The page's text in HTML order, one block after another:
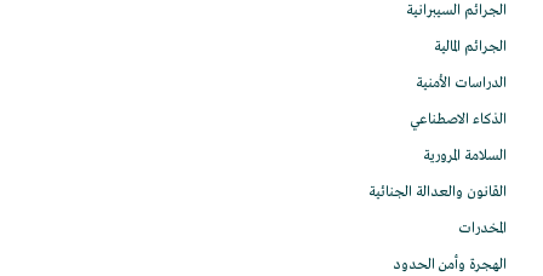
الجرائم السيبرانية
الجرائم المالية
الدراسات الأمنية
الذكاء الاصطناعي
السلامة المرورية
القانون والعدالة الجنائية
المخدرات
الهجرة وأمن الحدود